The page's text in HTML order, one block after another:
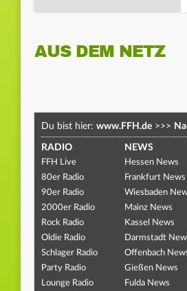
AUS DEM NETZ
Du bist hier: www.FFH.de >>>
RADIO
FFH Live
80er Radio
90er Radio
2000er Radio
Rock Radio
Oldie Radio
Schlager Radio
Party Radio
Lounge Radio
NEWS
Hessen News
Frankfurt News
Wiesbaden
Mainz News
Kassel News
Darmstadt
Offenbach
Gießen News
Fulda News